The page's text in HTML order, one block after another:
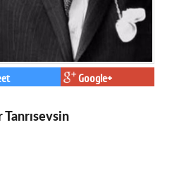
Google+
Tanrısevsin